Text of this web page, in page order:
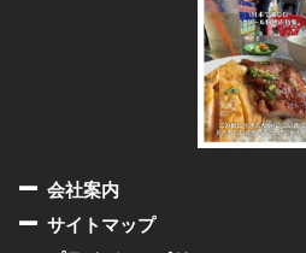
会社案内
サイトマップ